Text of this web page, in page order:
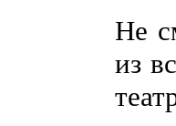
Не
из